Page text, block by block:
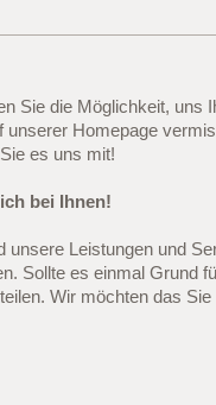
Sie die Möglichkeit, uns
unserer Homepage
es uns mit!
bei Ihnen!
unsere Leistungen und
Sollte es einmal Grund
Wir möchten das